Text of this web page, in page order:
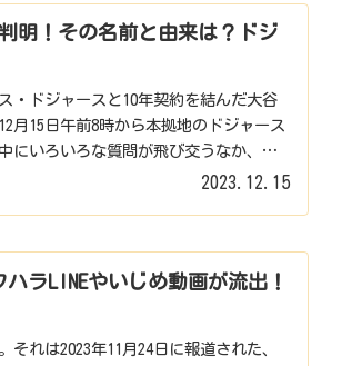
明！その名前と由来は？ドジ
・ドジャースと10年契約を結んだ大谷
月15日午前8時から本拠地のドジャース
にいろいろな質問が飛び交うなか、な
2023.12.15
ラLINEやいじめ動画が流出！
れは2023年11月24日に報道された、